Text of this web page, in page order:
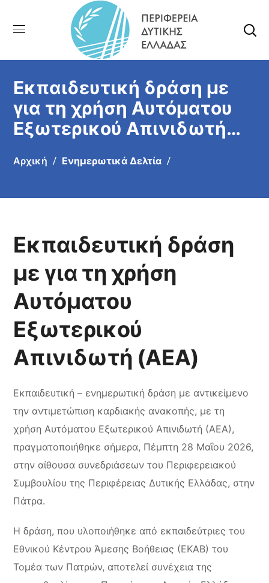
Εκπαιδευτική δράση με
για τη χρήση Αυτόματου
Εξωτερικού Απινιδωτή
Αρχική Ενημερωτικά Δελτία
Εκπαιδευτική δράση
με για τη χρήση
Αυτόματου
Εξωτερικού
Απινιδωτή (ΑΕΑ)
Εκπαιδευτική – ενημερωτική δράση με αντικείμενο
την αντιμετώπιση καρδιακής ανακοπής, με τη
χρήση Αυτόματου Εξωτερικού Απινιδωτή (ΑΕΑ),
πραγματοποιήθηκε σήμερα, Πέμπτη 28 Μαΐου 2026,
στην αίθουσα συνεδριάσεων του Περιφερειακού
Συμβουλίου της Περιφέρειας Δυτικής Ελλάδας, στην
Πάτρα.
Η δράση, που υλοποιήθηκε από εκπαιδεύτριες του
Εθνικού Κέντρου Άμεσης Βοήθειας (ΕΚΑΒ) του
Τομέα των Πατρών, αποτελεί συνέχεια της